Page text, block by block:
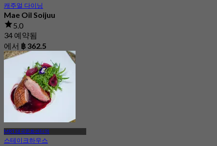
캐주얼 다이닝
Mae Oil Soijuu
5.0
34 예약됨
에서 ฿ 362.5
MRT 태국문화센터역
스테이크하우스